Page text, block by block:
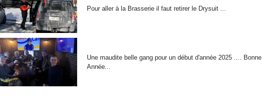
Pour aller à la Brasserie il faut retirer le Drysuit ...
Une maudite belle gang pour un début d'année 2025 .... Bonne
Année...